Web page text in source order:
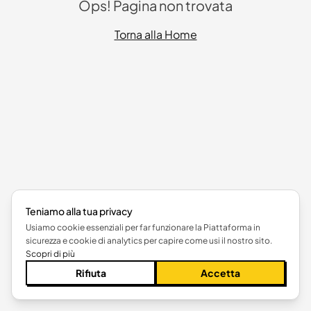
Ops! Pagina non trovata
Torna alla Home
Teniamo alla tua privacy
Usiamo cookie essenziali per far funzionare la Piattaforma in
sicurezza e cookie di analytics per capire come usi il nostro sito.
Scopri di più
Rifiuta Accetta